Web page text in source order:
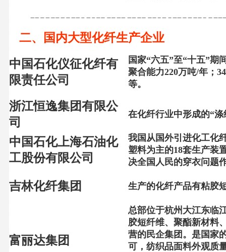
二、国内大型化纤生产企业
中国石化仪征化纤有
限责任公司
国家“六五”至“十五”期
聚合能力220万吨/年； 34
等。
浙江恒逸集团有限公
司
在化纤行业中形成的“涤
中国石化上海石油化
工股份有限公司
我国从国外引进化工化
塑料为主的18套生产装
决全国人民的穿衣问题
吉林化纤集团 生产的化纤产品有粘胶
富丽达集团
总部位于杭州大江东临
胶短纤维、聚酯新材料
营的民企集团。是国家
可，纺织品面料外观质